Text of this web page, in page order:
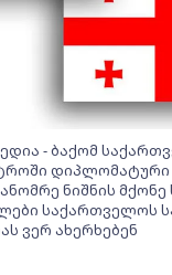
- ბაქომ
დიპლომატური
ნიშნის
საქართველოს
ვერ ახერხებენ